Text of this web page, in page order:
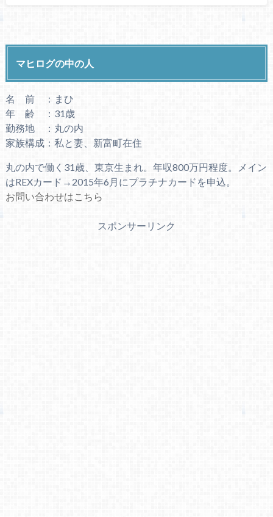
マヒログの中の人
名 前 ：まひ
年 齢 ：31歳
勤務地 ：丸の内
家族構成：私と妻、新富町在住
丸の内で働く31歳、東京生まれ。年収800万円程度。メイン
はREXカード→2015年6月にプラチナカードを申込。
お問い合わせはこちら
スポンサーリンク